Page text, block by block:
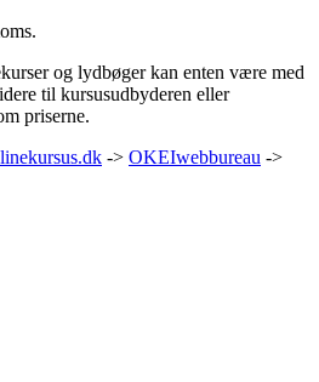
og lydbøger kan enten være med
til kursusudbyderen eller
priserne.
-> OKEIwebbureau ->